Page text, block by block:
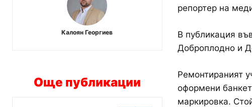
Калоян Георгиев
Още публикации
репортер на
В публикация
Доброплодно и
Ремонтираният
оформени
маркировка.